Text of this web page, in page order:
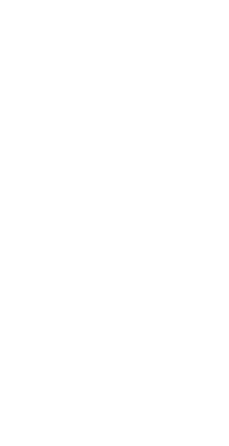
jeunesse
la localisation : 6e arrondissement